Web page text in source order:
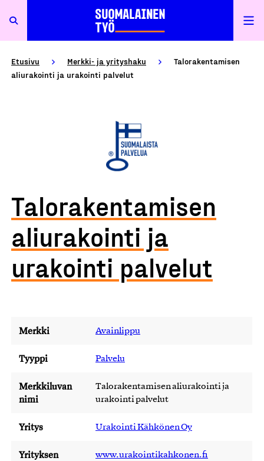
Etusivu Merkki- ja yrityshaku
Talorakentamisen
aliurakointi ja urakointi palvelut
Talorakentamisen
aliurakointi ja
urakointi palvelut
Merkki Avainlippu
Tyyppi Palvelu
Merkkiluvan
nimi
Talorakentamisen aliurakointi ja
urakointi palvelut
Yritys Urakointi Kähkönen Oy
Yrityksen
www.urakointikahkonen.fi